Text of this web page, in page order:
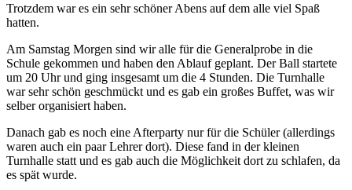
Trotzdem war es ein sehr schöner Abens auf dem alle viel Spaß
hatten.
Am Samstag Morgen sind wir alle für die Generalprobe in die
Schule gekommen und haben den Ablauf geplant. Der Ball startete
um 20 Uhr und ging insgesamt um die 4 Stunden. Die Turnhalle
war sehr schön geschmückt und es gab ein großes Buffet, was wir
selber organisiert haben.
Danach gab es noch eine Afterparty nur für die Schüler (allerdings
waren auch ein paar Lehrer dort). Diese fand in der kleinen
Turnhalle statt und es gab auch die Möglichkeit dort zu schlafen, da
es spät wurde.